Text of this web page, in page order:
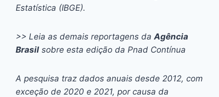
Estatística (IBGE).
>> Leia as demais reportagens da Agência
Brasil sobre esta edição da Pnad Contínua
A pesquisa traz dados anuais desde 2012, com
exceção de 2020 e 2021, por causa da